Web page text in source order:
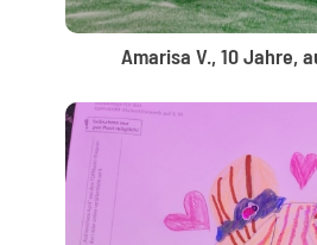
Amarisa V., 10 Jahre,